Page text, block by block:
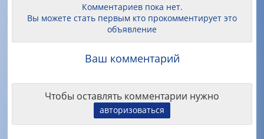
Комментариев пока нет.
Вы можете стать первым кто прокомментирует это
объявление
Ваш комментарий
Чтобы оставлять комментарии нужно
авторизоваться